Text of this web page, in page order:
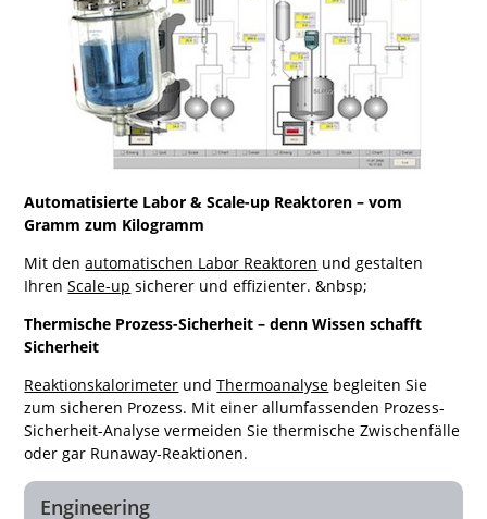
Automatisierte Labor & Scale-up Reaktoren – vom
Gramm zum Kilogramm
Mit den automatischen Labor Reaktoren und gestalten
Ihren Scale-up sicherer und effizienter. &nbsp;
Thermische Prozess-Sicherheit – denn Wissen schafft
Sicherheit
Reaktionskalorimeter und Thermoanalyse begleiten Sie
zum sicheren Prozess. Mit einer allumfassenden Prozess-
Sicherheit-Analyse vermeiden Sie thermische Zwischenfälle
oder gar Runaway-Reaktionen.
Engineering